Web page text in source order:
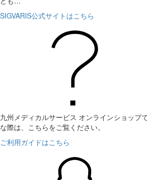
SIGVARIS公式サイトはこちら
九州メディカルサービス オンラインショップ
な際は、こちらをご覧ください。
ご利用ガイドはこちら